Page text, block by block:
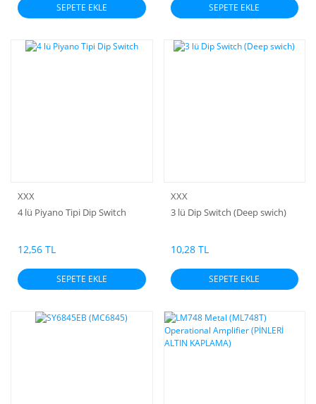
SEPETE EKLE SEPETE EKLE
XXX
4 lü Piyano Tipi Dip Switch
12,56 TL
SEPETE EKLE
XXX
3 lü Dip Switch (Deep swich)
10,28 TL
SEPETE EKLE